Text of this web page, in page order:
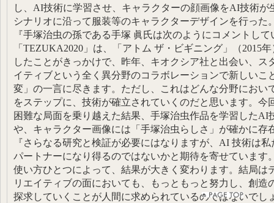
し、AI技術に学習させ、キャラクターの顔画像をAI技術
シナリオに沿って服装等のキャラクターデザインを行った
『手塚治虫の孫である手塚 眞氏は次のようにコメントして
「TEZUKA2020」は、「アトム ザ・ビギニング」（2015
したことがきっかけで、昨年、キオクシア社と出会い、
イティブという全く異分野のコラボレーションで新しいこ
変」の一言に尽きます。ただし、これはどんな分野におい
をステップに、技術が確立されていくのだと思います。今
困難な局面を乗り越えた結果、手塚治虫作品を学習したAI
や、キャラクター画像には「手塚治虫らしさ」が確かに存
『さらなる研究と検証が必要にはなりますが、AI 技術は
パートナーになり得るのではないかと期待を寄せています
使い方ひとつによって、結果が大きく変わります。結局は
リエイティブの面においても、もっともっと努力し、創造
探求していくことが人間に求められているのではないでし